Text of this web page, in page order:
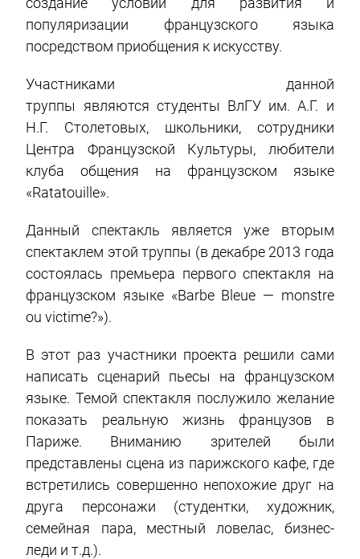
популяризации французского языка
посредством приобщения к искусству.
Участниками данной
труппы являются студенты ВлГУ им. А.Г. и
Н.Г. Столетовых, школьники, сотрудники
Центра Французской Культуры, любители
клуба общения на французском языке
«Ratatouille».
Данный спектакль является уже вторым
спектаклем этой труппы (в декабре 2013 года
состоялась премьера первого спектакля на
французском языке «Barbe Bleue — monstre
ou victime?»).
В этот раз участники проекта решили сами
написать сценарий пьесы на французском
языке. Темой спектакля послужило желание
показать реальную жизнь французов в
Париже. Вниманию зрителей были
представлены сцена из парижского кафе, где
встретились совершенно непохожие друг на
друга персонажи (студентки, художник,
семейная пара, местный ловелас, бизнес-
леди и т.д.).